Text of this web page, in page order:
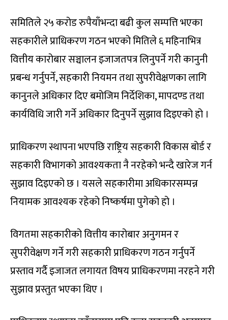
समितिले २५ करोड रुपैयाँभन्दा बढी कुल सम्पत्ति भएका
सहकारीले प्राधिकरण गठन भएको मितिले ६ महिनाभित्र
वित्तीय कारोबार सञ्चालन इजाजतपत्र लिनुपर्ने गरी कानुनी
प्रबन्ध गर्नुपर्ने, सहकारी नियमन तथा सुपरीवेक्षणका लागि
कानुनले अधिकार दिए बमोजिम निर्देशिका, मापदण्ड तथा
कार्यविधि जारी गर्ने अधिकार दिनुपर्ने सुझाव दिइएको हो ।
प्राधिकरण स्थापना भएपछि राष्ट्रिय सहकारी विकास बोर्ड र
सहकारी विभागको आवश्यकता नै नरहेको भन्दै खारेज गर्न
सुझाव दिइएको छ । यसले सहकारीमा अधिकारसम्पन्न
नियामक आवश्यक रहेको निष्कर्षमा पुगेको हो ।
विगतमा सहकारीको वित्तीय कारोबार अनुगमन र
सुपरीवेक्षण गर्ने गरी सहकारी प्राधिकरण गठन गर्नुपर्ने
प्रस्ताव गर्दै इजाजत लगायत विषय प्राधिकरणमा नरहने गरी
सुझाव प्रस्तुत भएका थिए ।